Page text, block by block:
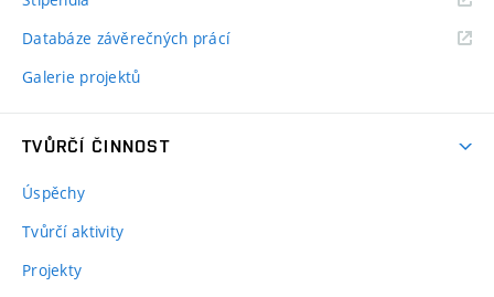
Databáze závěrečných prácí
Galerie projektů
TVŮRČÍ ČINNOST
Úspěchy
Tvůrčí aktivity
Projekty